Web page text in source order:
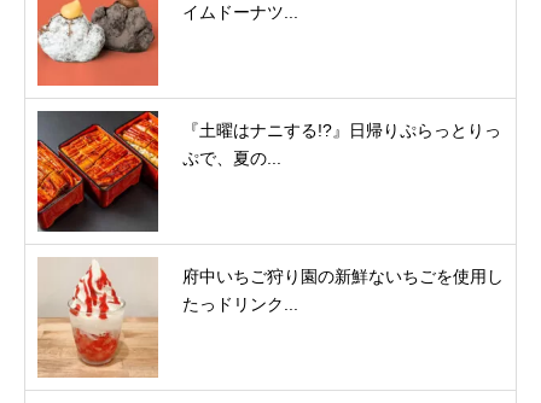
イムドーナツ...
『土曜はナニする!?』日帰りぷらっとりっ
ぷで、夏の...
府中いちご狩り園の新鮮ないちごを使用し
たっドリンク...